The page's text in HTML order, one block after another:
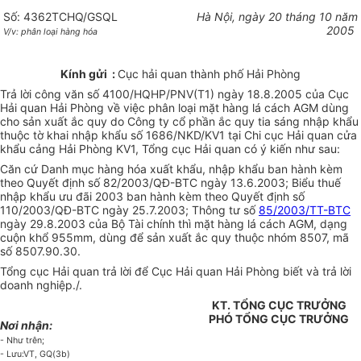
Số: 4362TCHQ/GSQL
V/v: phân loại hàng hóa
Hà Nội, ngày 20 tháng 10 năm
2005
Kính gửi : Cục hải quan thành phố Hải Phòng
Trả lời công văn số 4100/HQHP/PNV(T1) ngày 18.8.2005 của Cục
Hải quan Hải Phòng về việc phân loại mặt hàng lá cách AGM dùng
cho sản xuất ắc quy do Công ty cổ phần ắc quy tia sáng nhập khẩu
thuộc tờ khai nhập khẩu số 1686/NKD/KV1 tại Chi cục Hải quan cửa
khẩu cảng Hải Phòng KV1, Tổng cục Hải quan có ý kiến như sau:
Căn cứ Danh mục hàng hóa xuất khẩu, nhập khẩu ban hành kèm
theo Quyết định số 82/2003/QĐ-BTC ngày 13.6.2003; Biểu thuế
nhập khẩu ưu đãi 2003 ban hành kèm theo Quyết định số
110/2003/QĐ-BTC ngày 25.7.2003; Thông tư số85/2003/TT-BTC
ngày 29.8.2003 của Bộ Tài chính thì mặt hàng lá cách AGM, dạng
cuộn khổ 955mm, dùng để sản xuất ắc quy thuộc nhóm 8507, mã
số 8507.90.30.
Tổng cục Hải quan trả lời để Cục Hải quan Hải Phòng biết và trả lời
doanh nghiệp./.
Nơi nhận:
- Như trên;
- Lưu:VT, GQ(3b)
KT. TỔNG CỤC TRƯỞNG
PHÓ TỔNG CỤC TRƯỞNG